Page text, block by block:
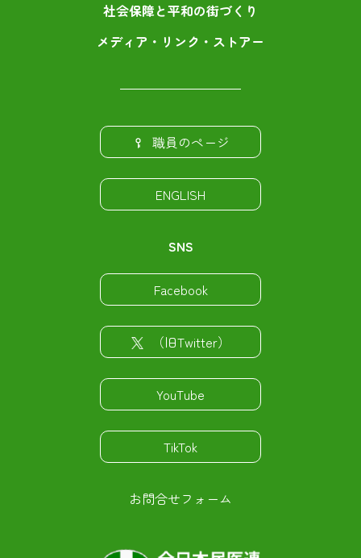
社会保障と平和の街づくり
メディア・リンク・ストアー
職員のページ
ENGLISH
SNS
Facebook
（旧Twitter）
YouTube
TikTok
お問合せフォーム